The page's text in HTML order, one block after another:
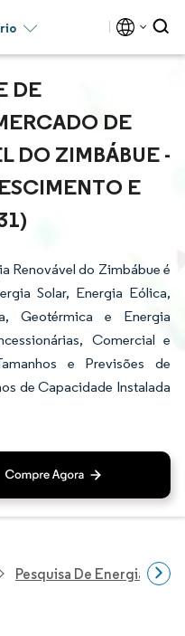
DE
DE
DO ZIMBÁBUE -
E
Renovável do Zimbábue é
Solar, Energia Eólica,
Geotérmica e Energia
Comercial e
e Previsões de
de Capacidade Instalada
Pesquisa De Energia E